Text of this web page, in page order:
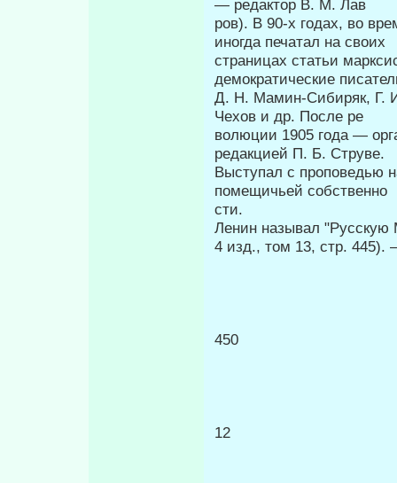
— редактор В. М. Лав­
ров). В 90-х годах, во
иногда печатал на своих
страницах статьи
демократические
Д. Н. Мамин-Сибиряк, Г.
Чехов и др. После ре­
волюции 1905 года —
редакцией П. Б. Струве.
Выступал с проповедью
помещичьей собственно­
сти.
Ленин называл
4 изд., том 13, стр.
450
12